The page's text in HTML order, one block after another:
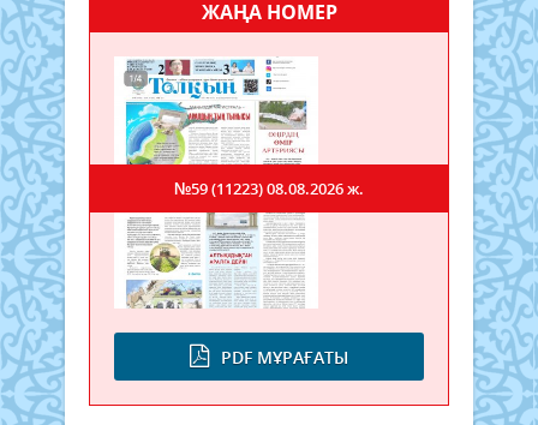
ЖАҢА НОМЕР
PDF МҰРАҒАТЫ
№59 (11223)08.08.2026 ж.